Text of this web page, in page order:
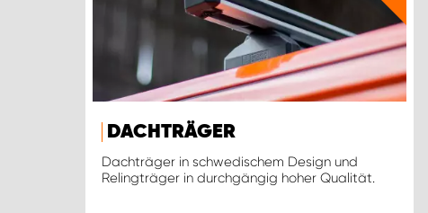
DACHTRÄGER
Dachträger in schwedischem Design und
Relingträger in durchgängig hoher Qualität.